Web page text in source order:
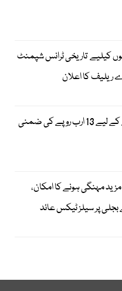
کیلیے تاریخی ٹرانس شپمنٹ
ریلیف کا اعلان
پی ٹی وی کو چلانے کے لیے 13 ارب روپے کی ضمنی
مہنگی ہونے کا امکان،
بجلی پر سیلز ٹیکس عائد